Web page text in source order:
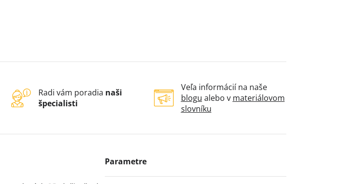
Radi vám poradia naši
špecialisti
Veľa informácií na naše
blogu alebo v materiálovom
slovníku